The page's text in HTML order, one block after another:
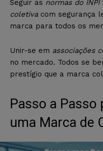
Seguir as normas do INPI
coletivacom segurança
marca para todos os
Unir-se em associações
no mercado. Todos se
prestígio que a marca
Passo a Passo
uma Marca de